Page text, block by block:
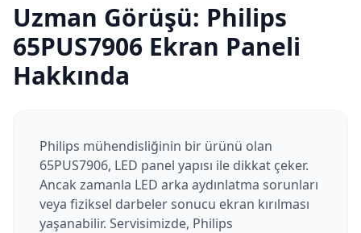
Uzman Görüşü: Philips
65PUS7906 Ekran Paneli
Hakkında
Philips mühendisliğinin bir ürünü olan
65PUS7906, LED panel yapısı ile dikkat çeker.
Ancak zamanla LED arka aydınlatma sorunları
veya fiziksel darbeler sonucu ekran kırılması
yaşanabilir. Servisimizde, Philips